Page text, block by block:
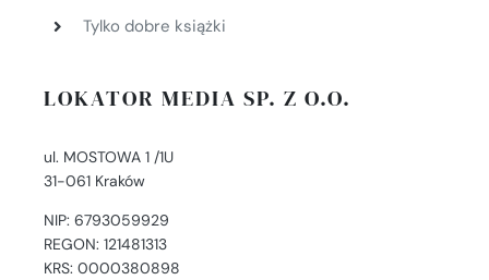
Tylko dobre książki
LOKATOR MEDIA SP. Z O.O.
ul. MOSTOWA 1 /1U
31-061 Kraków
NIP: 6793059929
REGON: 121481313
KRS: 0000380898